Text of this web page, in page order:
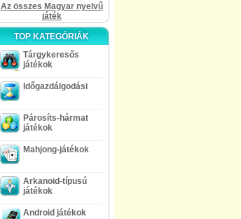
Az összes Magyar nyelvű
játék
TOP KATEGÓRIÁK
Tárgykeresős
játékok
Időgazdálgodási
Párosíts-hármat
játékok
Mahjong-játékok
Arkanoid-típusú
játékok
Android játékok